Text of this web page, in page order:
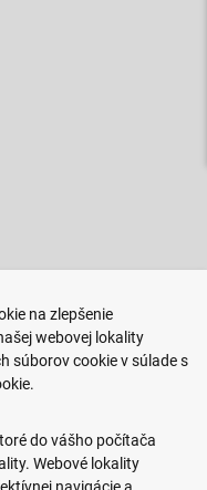
na zlepšenie
webovej lokality
súborov cookie v súlade s
do vášho počítača
Webové lokality
navigácie a